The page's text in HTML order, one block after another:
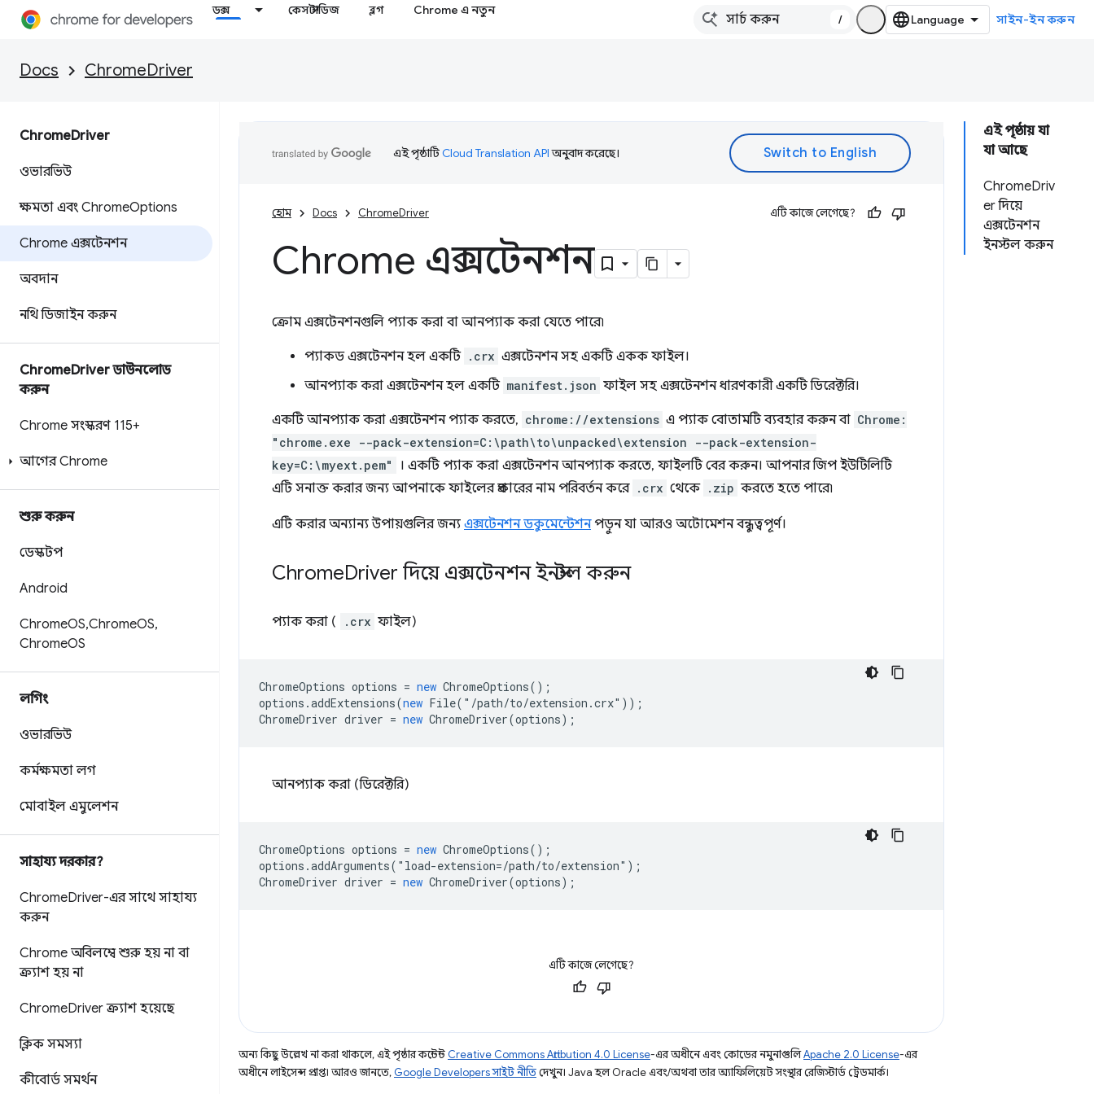
ডক্স কেস স্টাডিজ ব্লগ Chrome এ নতুন
/ সাইন-ইন করুন
Docs ChromeDriver
ChromeDriver
ওভারভিউ
ক্ষমতা এবং ChromeOptions
Chrome এক্সটেনশন
অবদান
নথি ডিজাইন করুন
ChromeDriver ডাউনলোড
করুন
Chrome সংস্করণ 115+
আগের Chrome
শুরু করুন
ডেস্কটপ
Android
ChromeOS,ChromeOS,
ChromeOS
লগিং
ওভারভিউ
কর্মক্ষমতা লগ
মোবাইল এমুলেশন
সাহায্য দরকার?
ChromeDriver-এর সাথে সাহায্য
করুন
Chrome অবিলম্বে শুরু হয় না বা
ক্র্যাশ হয় না
ChromeDriver ক্র্যাশ হয়েছে
ক্লিক সমস্যা
কীবোর্ড সমর্থন
এই পৃষ্ঠায় যা
যা আছে
ChromeDriv
er দিয়ে
এক্সটেনশন
ইনস্টল করুন
এই পৃষ্ঠাটিCloud Translation APIঅনুবাদ করেছে।
হোম Docs ChromeDriver এটি কাজে লেগেছে?
Chrome এক্সটেনশন
ক্রোম এক্সটেনশনগুলি প্যাক করা বা আনপ্যাক করা যেতে পারে৷
প্যাকড এক্সটেনশন হল একটি .crx এক্সটেনশন সহ একটি একক ফাইল।
আনপ্যাক করা এক্সটেনশন হল একটি manifest.json ফাইল সহ এক্সটেনশন ধারণকারী একটি ডিরেক্টরি।
একটি আনপ্যাক করা এক্সটেনশন প্যাক করতে, chrome://extensions এ প্যাক বোতামটি ব্যবহার করুন বা Chrome:
"chrome.exe --pack-extension=C:\path\to\unpacked\extension --pack-extension-
key=C:\myext.pem"
। একটি প্যাক করা এক্সটেনশন আনপ্যাক করতে, ফাইলটি বের করুন। আপনার জিপ ইউটিলিটি
এটি সনাক্ত করার জন্য আপনাকে ফাইলের প্রকারের নাম পরিবর্তন করে .crx থেকে .zip করতে হতে পারে৷
এটি করার অন্যান্য উপায়গুলির জন্য এক্সটেনশন ডকুমেন্টেশনপড়ুন যা আরও অটোমেশন বন্ধুত্বপূর্ণ।
ChromeDriver দিয়ে এক্সটেনশন ইনস্টল করুন
প্যাক করা ( .crx ফাইল)
ChromeOptions options = new ChromeOptions();
options .addExtensions(new File( " /path/to/extension.crx"));
ChromeDriver driver = new ChromeDriver(options);
আনপ্যাক করা (ডিরেক্টরি)
ChromeOptions options = new ChromeOptions();
options .addArguments( " load-extension=/path/to/extension");
ChromeDriver driver = new ChromeDriver(options);
এটি কাজে লেগেছে?
অন্য কিছু উল্লেখ না করা থাকলে, এই পৃষ্ঠার কন্টেন্ট Creative Commons Attribution 4.0 License-এর অধীনে এবং কোডের নমুনাগুলিApache 2.0 License-এর
অধীনে লাইসেন্স প্রাপ্ত। আরও জানতে, Google Developers সাইট নীতিদেখুন। Java হল Oracle এবং/অথবা তার অ্যাফিলিয়েট সংস্থার রেজিস্টার্ড ট্রেডমার্ক।